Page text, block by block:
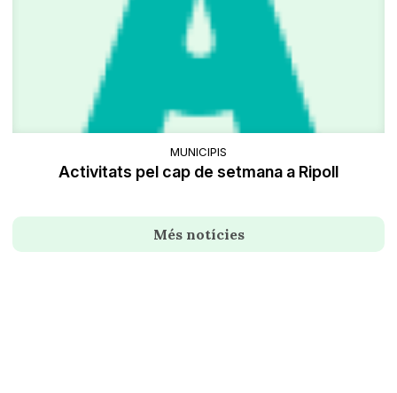
MUNICIPIS
Activitats pel cap de setmana a Ripoll
Més notícies